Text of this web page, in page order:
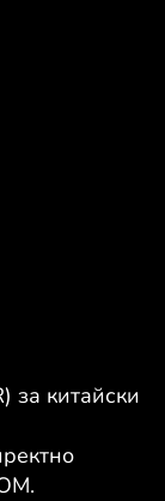
за китайски